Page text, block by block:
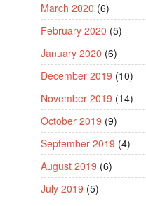
March 2020 (6)
February 2020 (5)
January 2020 (6)
December 2019 (10)
November 2019 (14)
October 2019 (9)
September 2019 (4)
August 2019 (6)
July 2019 (5)